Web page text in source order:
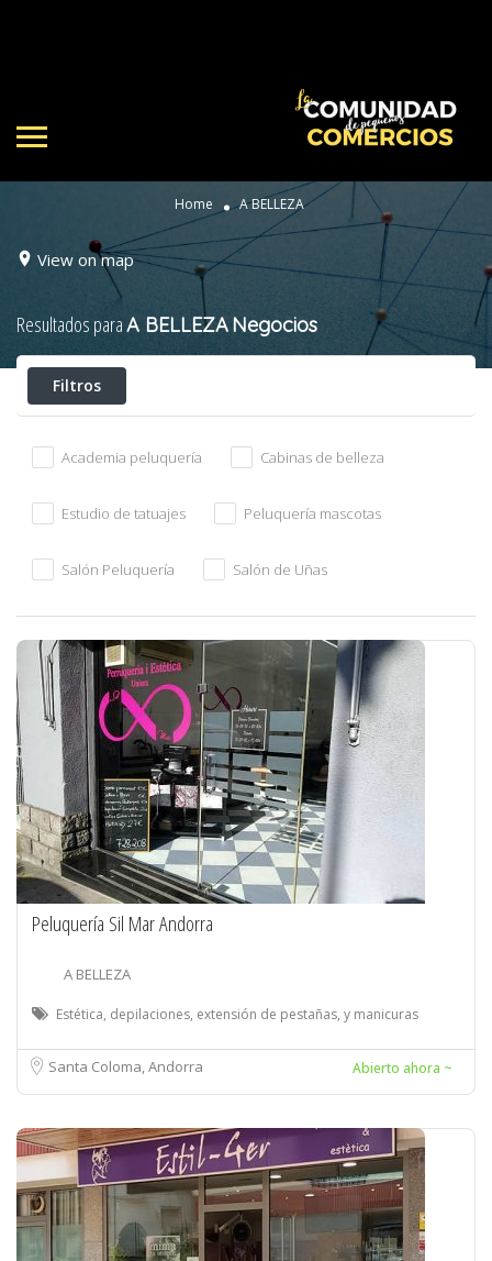
Home A BELLEZA
View on map
Resultados paraA BELLEZANegocios
Filtros
Academia peluquería Cabinas de belleza
Estudio de tatuajes Peluquería mascotas
Salón Peluquería Salón de Uñas
Peluquería Sil Mar Andorra
A BELLEZA
Estética, depilaciones, extensión de pestañas, y manicuras
Santa Coloma, Andorra Abierto ahora ~